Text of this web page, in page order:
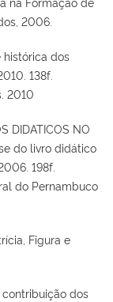
2006.
histórica dos
138f.
2010
DIDATICOS NO
do livro didático
198f.
do Pernambuco
Figura e
contribuição dos